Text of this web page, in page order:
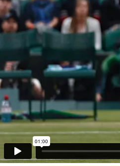
01:00